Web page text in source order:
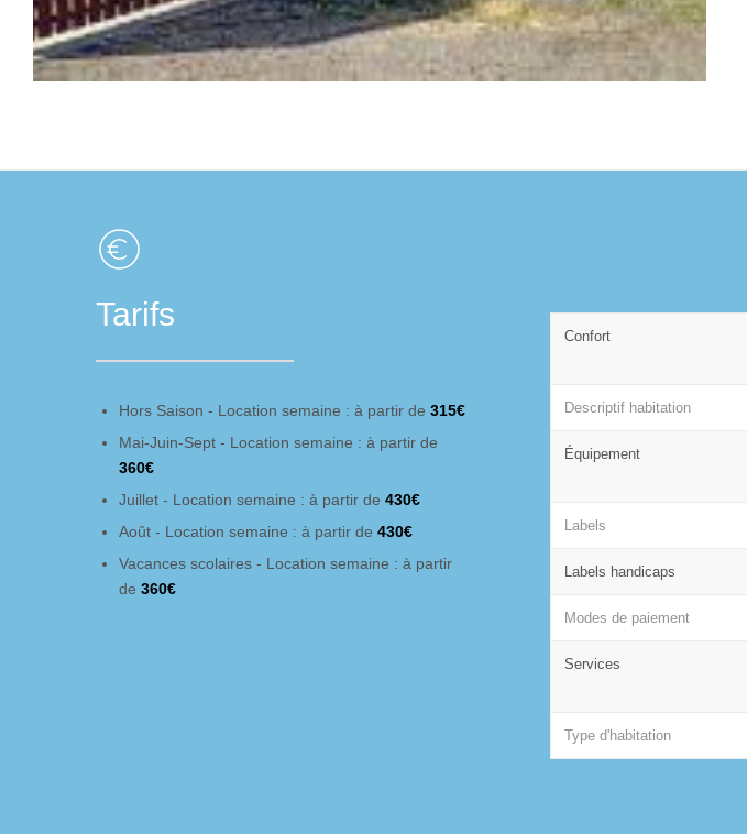
Tarifs
Hors Saison - Location semaine : à partir de 315€
Mai-Juin-Sept - Location semaine : à partir de
360€
Juillet - Location semaine : à partir de 430€
Août - Location semaine : à partir de 430€
Vacances scolaires - Location semaine : à partir
de 360€
Confort
Descriptif habitation
Équipement
Labels
Labels handicaps
Modes de paiement
Services
Type d'habitation